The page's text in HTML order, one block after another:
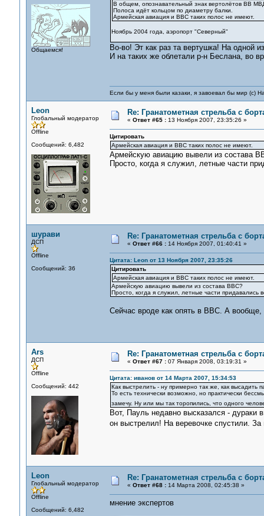
Общаемся!
В общем, опознавательный знак вертолётов ВВ
Полоса идёт кольцом по диаметру балки.
Армейская авиация и ВВС таких полос не имеют.
Ноябрь 2004 года, аэропорт "Северный"
Во-во! Эт как раз та вертушка! На одной
И на таких же облетали р-н Беслана, во
Если бы у меня были казаки, я завоевал бы мир (с)
Leon
Глобальный модератор
Offline
Сообщений: 6,482
Re: Гранатометная стрельба с
« Ответ #65 :13 Ноября 2007, 23:35:26 »
Цитировать
Армейская авиация и ВВС таких полос не имеют.
Армейскую авиацию вывели из состава
Просто, когда я служил, летные части
шурави
ДСП
Offline
Сообщений: 36
Re: Гранатометная стрельба с
« Ответ #66 :14 Ноября 2007, 01:40:41 »
Цитата: Leon от 13 Ноября 2007, 23:35:26
Цитировать
Армейская авиация и ВВС таких полос не имеют.
Армейскую авиацию вывели из состава ВВС?
Просто, когда я служил, летные части придавались
Сейчас вроде как опять в ВВС. А
Ars
ДСП
Offline
Сообщений: 442
Re: Гранатометная стрельба с
« Ответ #67 :07 Января 2008, 03:19:31 »
Цитата: иванов от 14 Марта 2007, 15:34:53
Как выстрелить - ну примерно так же, как высадить
То есть технически возможно, но практически
замечу. Ну или мы так торопились, что одного
Вот, Пауль недавно высказался - дураки
он выстрелил! На веревочке спустили. За
Leon
Глобальный модератор
Offline
Сообщений: 6,482
Re: Гранатометная стрельба с
« Ответ #68 :14 Марта 2008, 02:45:38 »
мнение экспертов